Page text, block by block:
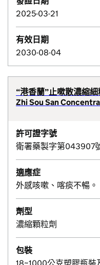
2025-03-21
有效日期
2030-08-04
“港香蘭”止嗽散濃縮細
Zhi Sou San
許可證字號
衛署藥製字第043907
適應症
外感咳嗽、喀痰不暢。
劑型
濃縮顆粒劑
包裝